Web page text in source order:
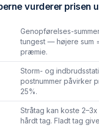
vurderer prisen
Genopførelses-
tungest — højere sum
præmie.
Storm- og
postnummer påvirker
25%.
Stråtag kan koste
hårdt tag. Fladt tag